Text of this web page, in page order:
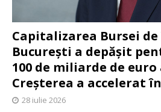
Capitalizarea Bursei
București a depășit
100 de miliarde de
Creșterea a accelerat în
28 iulie 2026